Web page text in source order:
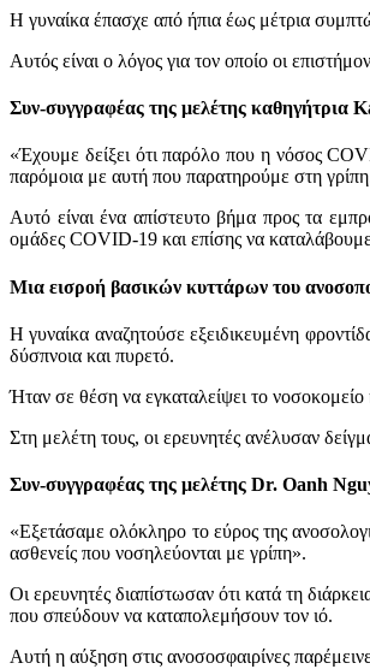
Η γυναίκα έπασχε από ήπια έως μέτρια
Αυτός είναι ο λόγος για τον οποίο οι
Συν-συγγραφέας της μελέτης καθηγήτρια
«Έχουμε δείξει ότι παρόλο που η νόσος
παρόμοια με αυτή που παρατηρούμε στη
Αυτό είναι ένα απίστευτο βήμα προς τα
ομάδες COVID-19 και επίσης να
Μια εισροή βασικών κυττάρων του
Η γυναίκα αναζητούσε εξειδικευμένη
δύσπνοια και πυρετό.
Ήταν σε θέση να εγκαταλείψει το
Στη μελέτη τους, οι ερευνητές ανέλυσαν
Συν-συγγραφέας της μελέτης Dr. Oanh
«Εξετάσαμε ολόκληρο το εύρος της
ασθενείς που νοσηλεύονται με γρίπη».
Οι ερευνητές διαπίστωσαν ότι κατά τη
που σπεύδουν να καταπολεμήσουν τον ιό.
Αυτή η αύξηση στις ανοσοσφαιρίνες